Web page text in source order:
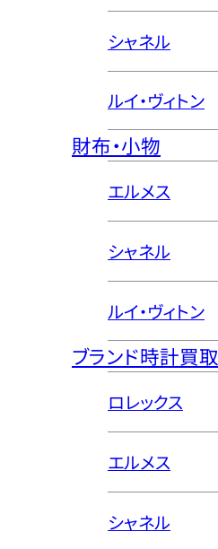
シャネル
ルイ・ヴィトン
財布・小物
エルメス
シャネル
ルイ・ヴィトン
ブランド時計買取
ロレックス
エルメス
シャネル